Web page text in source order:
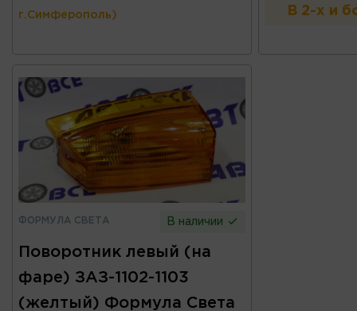
г.Симферополь) В 2-х и
ФОРМУЛА СВЕТА В наличии
Поворотник левый (на
фаре) ЗАЗ-1102-1103
(желтый) Формула Света